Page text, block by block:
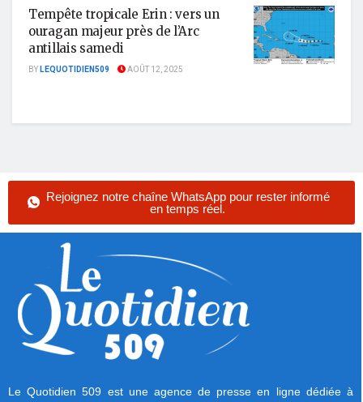
Tempête tropicale Erin : vers un
ouragan majeur près de l’Arc
antillais samedi
BYLEQUOTIDIEN509 AOÛT 12, 2025
Rejoignez notre chaîne WhatsApp pour rester informé
en temps réel.
Le Quotidien 509 est une agence de presse en ligne dédiée à